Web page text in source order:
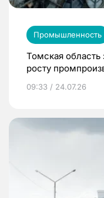
Промышленность
Томская
росту
09:33 / 24.07.26